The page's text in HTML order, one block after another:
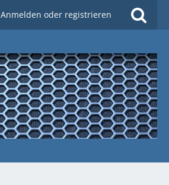
Anmelden oder registrieren